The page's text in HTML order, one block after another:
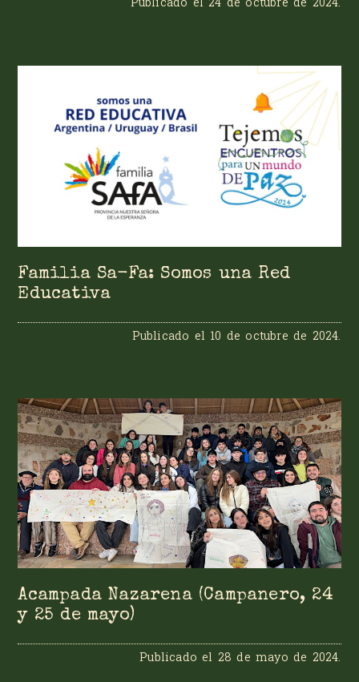
Familia Sa-Fa: Somos una Red
Educativa
Publicado el 10 de octubre de 2024
Acampada Nazarena (Campanero, 24
y 25 de mayo)
Publicado el 28 de mayo de 2024